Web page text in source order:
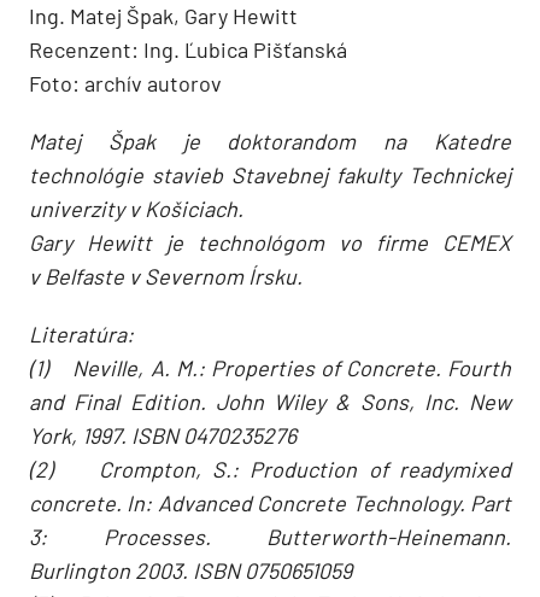
Ing. Matej Špak, Gary Hewitt
Recenzent: Ing. Ľubica Pišťanská
Foto: archív autorov
Matej Špak je doktorandom na Katedre
technológie stavieb Stavebnej fakulty Technickej
univerzity v Košiciach.
Gary Hewitt je technológom vo firme CEMEX
v Belfaste v Severnom Írsku.
Literatúra:
(1) Neville, A. M.: Properties of Concrete. Fourth
and Final Edition. John Wiley & Sons, Inc. New
York, 1997. ISBN 0470235276
(2) Crompton, S.: Production of readymixed
concrete. In: Advanced Concrete Technology. Part
3: Processes. Butterworth-Heinemann.
Burlington 2003. ISBN 0750651059